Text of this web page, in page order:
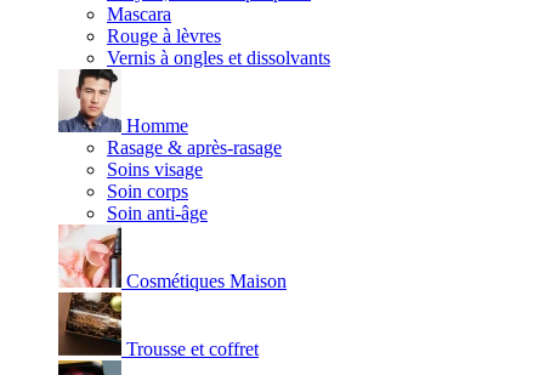
Mascara
Rouge à lèvres
Vernis à ongles et dissolvants
Homme
Rasage & après-rasage
Soins visage
Soin corps
Soin anti-âge
Cosmétiques Maison
Trousse et coffret